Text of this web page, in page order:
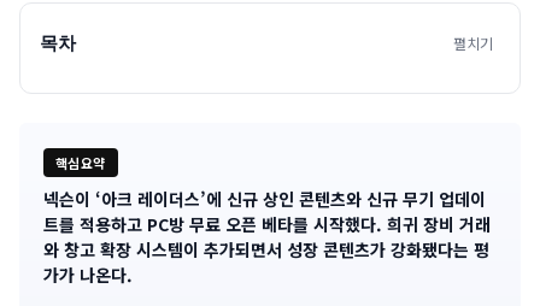
목차 펼치기
핵심요약
기
사
넥슨이 ‘아크 레이더스’에 신규 상인 콘텐츠와 신규 무기 업데이
트를 적용하고 PC방 무료 오픈 베타를 시작했다. 희귀 장비 거래
와 창고 확장 시스템이 추가되면서 성장 콘텐츠가 강화됐다는 평
가가 나온다.